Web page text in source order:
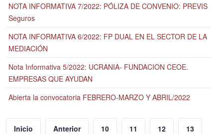
NOTA INFORMATIVA 7/2022: PÓLIZA DE CONVENIO: PREVIS
Seguros
NOTA INFORMATIVA 6/2022: FP DUAL EN EL SECTOR DE LA
MEDIACIÓN
Nota Informativa 5/2022: UCRANIA- FUNDACION CEOE.
EMPRESAS QUE AYUDAN
Abierta la convocatoria FEBRERO-MARZO Y ABRIL/2022
Inicio Anterior 10 11 12 13